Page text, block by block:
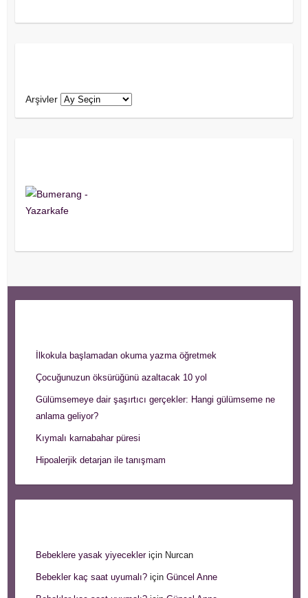
Arşivler
İlkokula başlamadan okuma yazma öğretmek
Çocuğunuzun öksürüğünü azaltacak 10 yol
Gülümsemeye dair şaşırtıcı gerçekler: Hangi gülümseme ne
anlama geliyor?
Kıymalı karnabahar püresi
Hipoalerjik detarjan ile tanışmam
Bebeklere yasak yiyecekleriçin Nurcan
Bebekler kaç saat uyumalı?için Güncel Anne